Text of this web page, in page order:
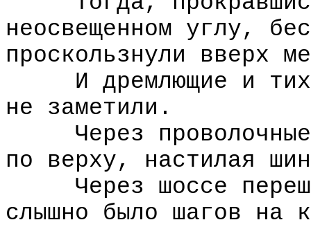
неосвещенном углу,
проскользнули вверх
И дремлющие и тихо
не заметили.
Через проволочные
по верху, настилая
Через шоссе
слышно было шагов на